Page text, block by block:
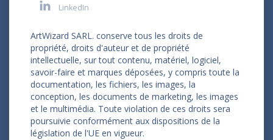
LinkedIn
ArtWizard SARL. conserve tous les droits de
propriété, droits d'auteur et de propriété
intellectuelle, sur tout contenu, matériel, logiciel,
savoir-faire et marques déposées, y compris toute la
documentation, les fichiers, les images, la
conception, les documents de marketing, les images
et le multimédia. Toute violation de ces droits sera
poursuivie conformément aux dispositions de la
législation de l'UE en vigueur.